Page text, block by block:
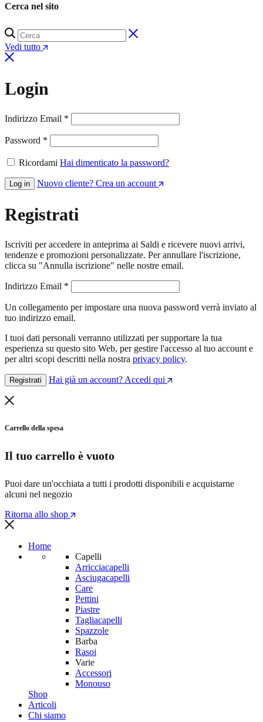
Cerca nel sito
Vedi tutto
Login
Indirizzo Email *
Password *
Ricordami Hai dimenticato la password?
Log in Nuovo cliente? Crea un account
Registrati
Iscriviti per accedere in anteprima ai Saldi e ricevere nuovi arrivi,
tendenze e promozioni personalizzate. Per annullare l'iscrizione,
clicca su "Annulla iscrizione" nelle nostre email.
Indirizzo Email *
Un collegamento per impostare una nuova password verrà inviato al
tuo indirizzo email.
I tuoi dati personali verranno utilizzati per supportare la tua
esperienza su questo sito Web, per gestire l'accesso al tuo account e
per altri scopi descritti nella nostra privacy policy.
Registrati Hai già un account? Accedi qui
Carrello della spesa
Il tuo carrello è vuoto
Puoi dare un'occhiata a tutti i prodotti disponibili e acquistarne
alcuni nel negozio
Ritorna allo shop
Home
Capelli
Arricciacapelli
Asciugacapelli
Care
Pettini
Piastre
Tagliacapelli
Spazzole
Barba
Rasoi
Varie
Accessori
Monouso
Shop
Articoli
Chi siamo